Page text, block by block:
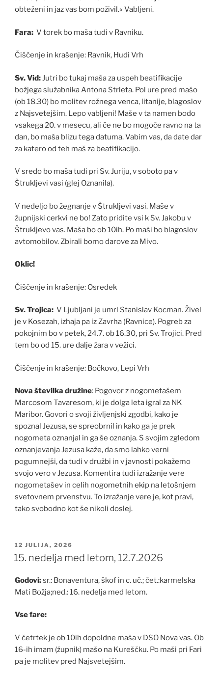
obteženi in jaz vas bom poživil.« Vabljeni.
Fara: V torek bo maša tudi v Ravniku.
Čiščenje in krašenje: Ravnik, Hudi Vrh
Sv. Vid:Jutri bo tukaj maša za uspeh beatifikacije
božjega služabnika Antona Strleta. Pol ure pred mašo
(ob 18.30) bo molitev rožnega venca, litanije, blagoslov
z Najsvetejšim. Lepo vabljeni! Maše v ta namen bodo
vsakega 20. v mesecu, ali če ne bo mogoče ravno na ta
dan, bo maša blizu tega datuma. Vabim vas, da date dar
za katero od teh maš za beatifikacijo.
V sredo bo maša tudi pri Sv. Juriju, v soboto pa v
Štrukljevi vasi (glej Oznanila).
V nedeljo bo žegnanje v Štrukljevi vasi. Maše v
župnijski cerkvi ne bo! Zato pridite vsi k Sv. Jakobu v
Štrukljevo vas. Maša bo ob 10ih. Po maši bo blagoslov
avtomobilov. Zbirali bomo darove za Mivo.
Oklic!
Čiščenje in krašenje: Osredek
Sv. Trojica: V Ljubljani je umrl Stanislav Kocman. Živel
je v Kosezah, izhaja pa iz Zavrha (Ravnice). Pogreb za
pokojnim bo v petek, 24.7. ob 16.30, pri Sv. Trojici. Pred
tem bo od 15. ure dalje žara v vežici.
Čiščenje in krašenje: Bočkovo, Lepi Vrh
Nova številka družine: Pogovor z nogometašem
Marcosom Tavaresom, ki je dolga leta igral za NK
Maribor. Govori o svoji življenjski zgodbi, kako je
spoznal Jezusa, se spreobrnil in kako ga je prek
nogometa oznanjal in ga še oznanja. S svojim zgledom
oznanjevanja Jezusa kaže, da smo lahko verni
pogumnejši, da tudi v družbi in v javnosti pokažemo
svojo vero v Jezusa. Komentira tudi izražanje vere
nogometašev in celih nogometnih ekip na letošnjem
svetovnem prvenstvu. To izražanje vere je, kot pravi,
tako svobodno kot še nikoli doslej.
OBJAVLJENO
DNE
12 JULIJA, 2026
15. nedelja med letom, 12.7.2026
Godovi:sr.: Bonaventura, škof in c. uč.; čet.:karmelska
Mati Božja;ned.: 16. nedelja med letom.
Vse fare:
V četrtek je ob 10ih dopoldne maša v DSO Nova vas. Ob
16-ih imam (župnik) mašo na Kureščku. Po maši pri Fari
pa je molitev pred Najsvetejšim.